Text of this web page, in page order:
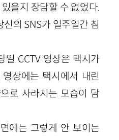
을지 장담할 수 없었다.
의 SNS가 일주일간 침
일 CCTV 영상은 택시가
상에는 택시에서 내린
로 사라지는 모습이 담
에는 그렇게 안 보이는